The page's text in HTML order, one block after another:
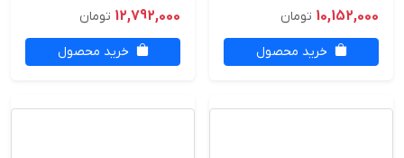
10,152,000 تومان
خرید محصول
آلومینیومی
12,792,000 تومان
خرید محصول